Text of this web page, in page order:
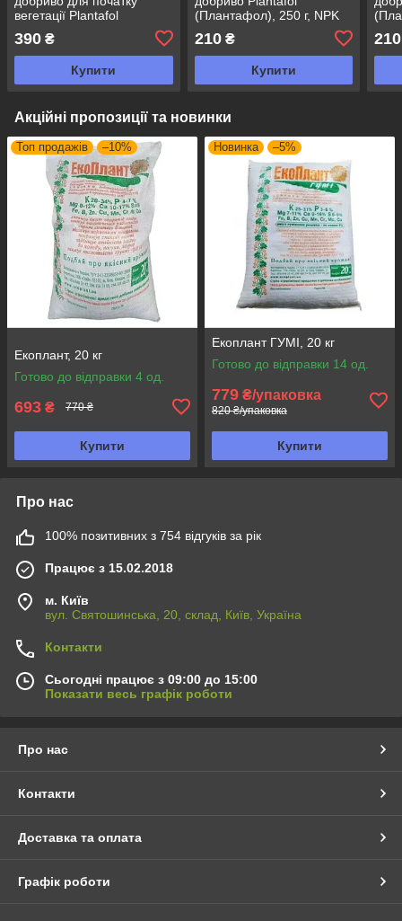
вегетації Plantafol
30.10.10, Valagro
390 ₴
Купити
(Плантафол), 250 г, NPK
210₴
Купити
210
Акційні пропозиції та новинки
Топ продажів –10%
Екоплант, 20 кг
Готово до відправки 4 од.
693 ₴ 770 ₴
Купити
Новинка –5%
Екоплант ГУМІ, 20 кг
Готово до відправки 14 од.
779 ₴/упаковка
820 ₴/упаковка
Купити
Про нас
100% позитивних з 754 відгуків за рік
Працює з 15.02.2018
м. Київ
вул. Святошинська, 20, склад, Київ, Україна
Контакти
Сьогодні працює з 09:00 до 15:00
Показати весь графік роботи
Про нас
Контакти
Доставка та оплата
Графік роботи